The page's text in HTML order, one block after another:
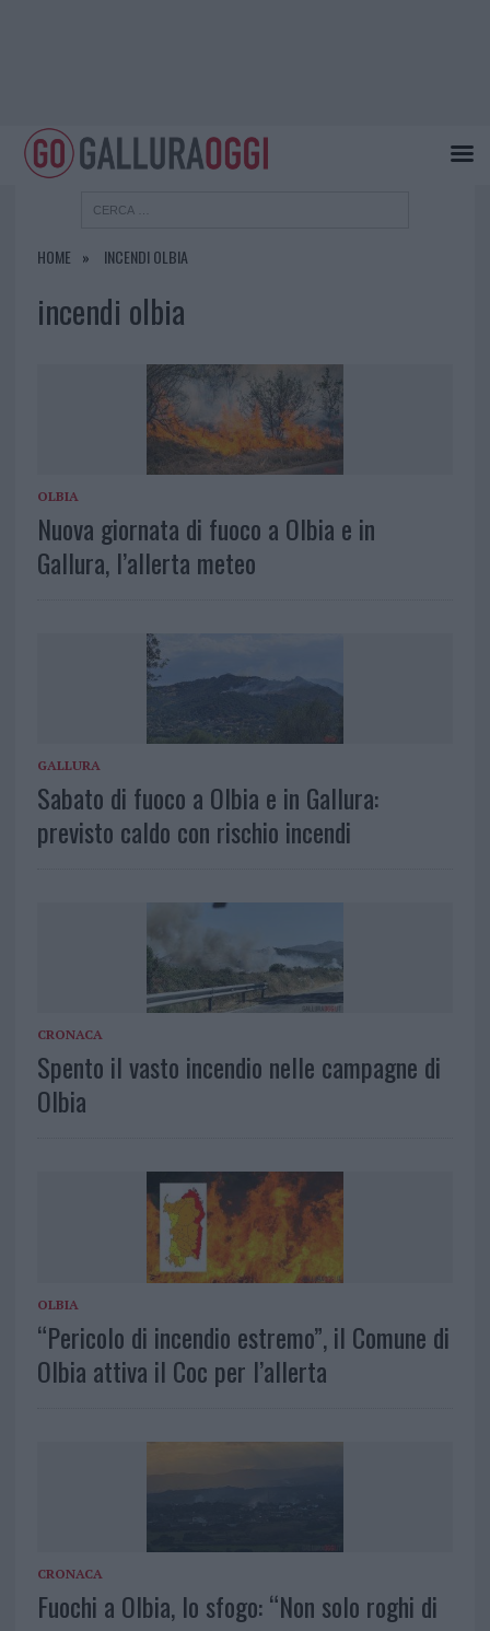
HOME INCENDI OLBIA
incendi olbia
OLBIA
Nuova giornata di fuoco a Olbia e in
Gallura, l’allerta meteo
GALLURA
Sabato di fuoco a Olbia e in Gallura:
previsto caldo con rischio incendi
CRONACA
Spento il vasto incendio nelle campagne di
Olbia
OLBIA
“Pericolo di incendio estremo”, il Comune di
Olbia attiva il Coc per l’allerta
CRONACA
Fuochi a Olbia, lo sfogo: “Non solo roghi di